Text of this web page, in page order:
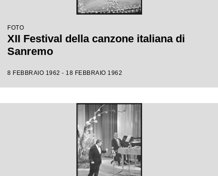
FOTO
XII Festival della canzone italiana di
Sanremo
8 FEBBRAIO 1962 - 18 FEBBRAIO 1962